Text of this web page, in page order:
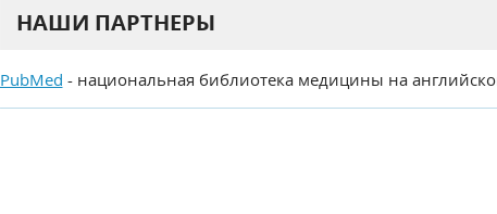
НАШИ ПАРТНЕРЫ
PubMed - национальная библиотека медицины на